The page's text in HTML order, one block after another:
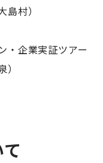
村）
・企業実証ツアー